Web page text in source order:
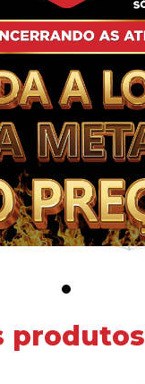
produtos